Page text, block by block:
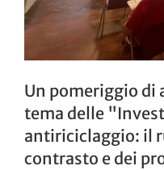
Un pomeriggio di
tema delle
antiriciclaggio: il
contrasto e dei